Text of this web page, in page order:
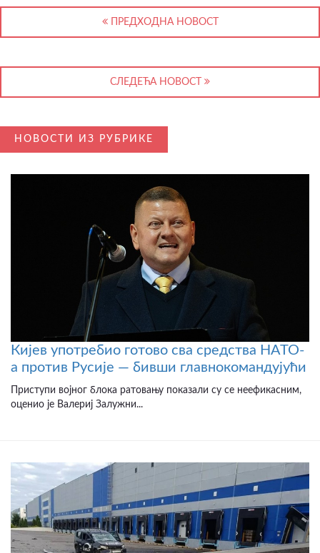
ПРЕДХОДНА НОВОСТ
СЛЕДЕЋА НОВОСТ
НОВОСТИ ИЗ РУБРИКЕ
Кијев употребио готово сва средства НАТО-
а против Русије — бивши главнокомандујући
Приступи војног блока ратовању показали су се неефикасним,
оценио је Валериј Залужни...